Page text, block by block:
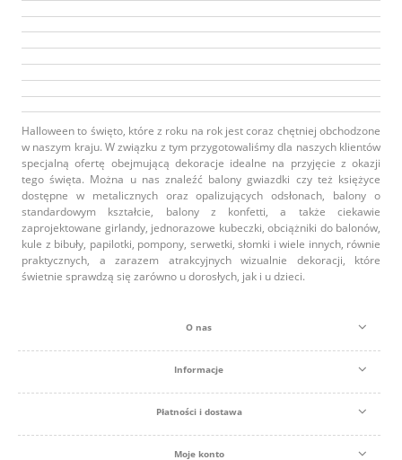
Halloween to święto, które z roku na rok jest coraz chętniej obchodzone
w naszym kraju. W związku z tym przygotowaliśmy dla naszych klientów
specjalną ofertę obejmującą dekoracje idealne na przyjęcie z okazji
tego święta. Można u nas znaleźć balony gwiazdki czy też księżyce
dostępne w metalicznych oraz opalizujących odsłonach, balony o
standardowym kształcie, balony z konfetti, a także ciekawie
zaprojektowane girlandy, jednorazowe kubeczki, obciążniki do balonów,
kule z bibuły, papilotki, pompony, serwetki, słomki i wiele innych, równie
praktycznych, a zarazem atrakcyjnych wizualnie dekoracji, które
świetnie sprawdzą się zarówno u dorosłych, jak i u dzieci.
O nas
Informacje
Płatności i dostawa
Moje konto